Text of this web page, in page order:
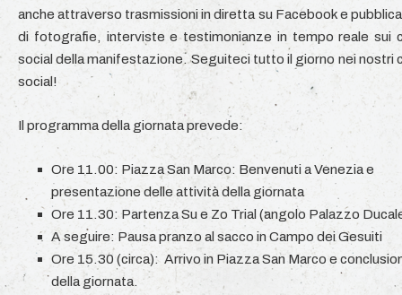
anche attraverso trasmissioni in diretta su Facebook e
di fotografie, interviste e testimonianze in tempo reale sui
social della manifestazione. Seguiteci tutto il giorno nei nostri
social!
Il programma della giornata prevede:
Ore 11.00: Piazza San Marco: Benvenuti a Venezia e
presentazione delle attività della giornata
Ore 11.30: Partenza Su e Zo Trial (angolo Palazzo
A seguire: Pausa pranzo al sacco in Campo dei Gesuiti
Ore 15.30 (circa): Arrivo in Piazza San Marco e
della giornata.